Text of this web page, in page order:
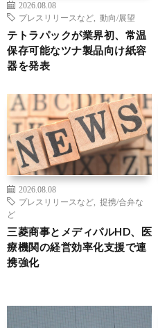
2026.08.08
プレスリリースなど
動向/展望
テトラパックが業界初、常温
保存可能なツナ製品向け紙容
器を発表
2026.08.08
プレスリリースなど
提携/合弁な
ど
三菱商事とメディパルHD、医
療機関の経営効率化支援で連
携強化